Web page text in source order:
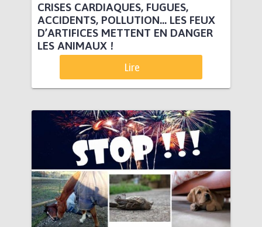
CRISES CARDIAQUES, FUGUES,
ACCIDENTS, POLLUTION… LES FEUX
D’ARTIFICES METTENT EN DANGER
LES ANIMAUX !
Lire